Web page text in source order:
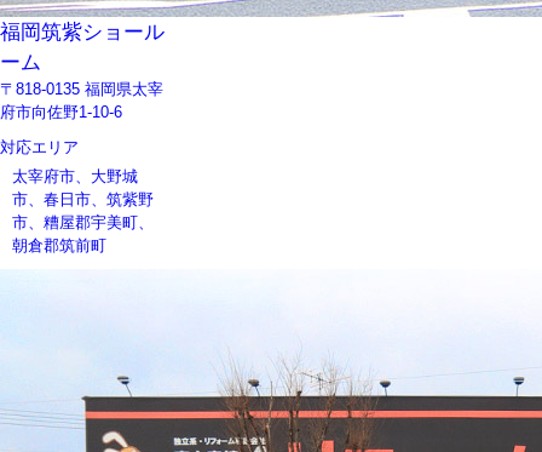
福岡筑紫ショール
ーム
〒818-0135 福岡県太宰
府市向佐野1-10-6
対応エリア
太宰府市、大野城
市、春日市、筑紫野
市、糟屋郡宇美町、
朝倉郡筑前町